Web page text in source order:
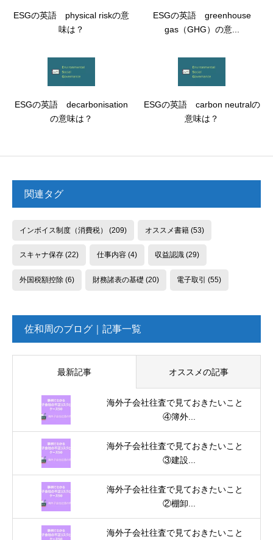
ESGの英語 physical riskの意
味は？
ESGの英語 greenhouse
gas（GHG）の意...
ESGの英語 decarbonisation
の意味は？
ESGの英語 carbon neutralの
意味は？
関連タグ
インボイス制度（消費税） (209) オススメ書籍(53)
スキャナ保存(22) 仕事内容(4) 収益認識 (29)
外国税額控除(6) 財務諸表の基礎 (20) 電子取引 (55)
佐和周のブログ｜記事一覧
最新記事 オススメの記事
海外子会社往査で見ておきたいこと
④簿外...
海外子会社往査で見ておきたいこと
③建設...
海外子会社往査で見ておきたいこと
②棚卸...
海外子会社往査で見ておきたいこと